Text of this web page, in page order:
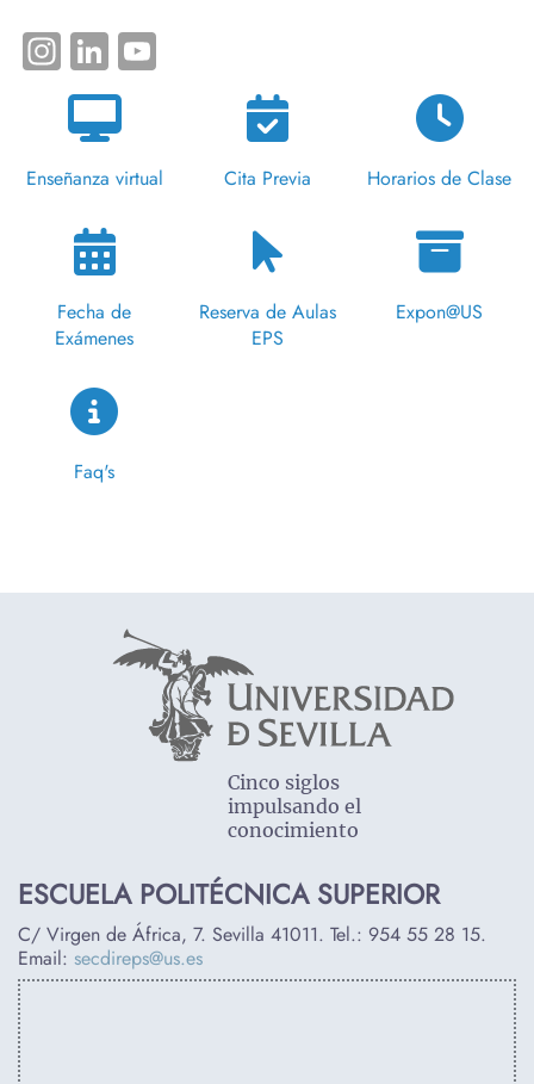
Instagram
LinkedIn
Enseñanza virtual Cita Previa Horarios de Clase
Fecha de
Exámenes
Reserva de Aulas
EPS
Expon@US
Faq's
Cinco siglos
impulsando el
conocimiento
ESCUELA POLITÉCNICA SUPERIOR
C/ Virgen de África, 7. Sevilla 41011. Tel.: 954 55 28 15.
Email: secdireps@us.es